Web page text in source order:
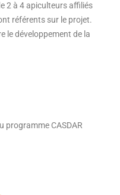
2 à 4 apiculteurs affiliés
référents sur le projet.
le développement de la
programme CASDAR